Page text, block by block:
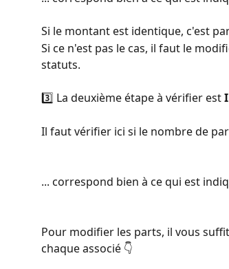
Si le montant est identique, c'est
Si ce n'est pas le cas, il faut le
statuts.
3️⃣ La deuxième étape à vérifier est
Il faut vérifier ici si le nombre de
... correspond bien à ce qui est
Pour modifier les parts, il vous
chaque associé 👇